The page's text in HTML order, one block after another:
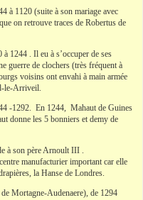
à 1120 (suite à son mariage avec
on retrouve traces de Robertus de
1244 . Il eu à s’occuper de ses
guerre de clochers (très fréquent à
voisins ont envahi à main armée
le-Arriveil.
-1292. En 1244, Mahaut de Guines
donne les 5 bonniers et demy de
à son père Arnoult III .
manufacturier important car elle
la Hanse de Londres.
Mortagne-Audenaere), de 1294